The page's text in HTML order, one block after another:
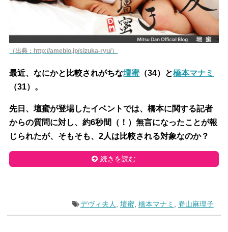
（出典：http://ameblo.jp/sizuka-ryu/）
最近、なにかと比較されがちな壇蜜（34）と橋本マナミ
（31）。
先日、壇蜜が登場したイベントでは、橋本に関する記者
からの質問に対し、約6秒間（！）無言になったことが報
じられたが、そもそも、2人は比較される対象なのか？
続きを読む
デヴィ夫人, 壇蜜, 橋本マナミ , 脊山麻理子